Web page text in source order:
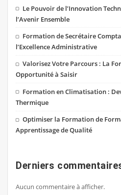
Le Pouvoir de l’Innovation
l’Avenir Ensemble
Formation de Secrétaire
l’Excellence Administrative
Valorisez Votre Parcours : La
Opportunité à Saisir
Formation en Climatisation :
Thermique
Optimiser la Formation de
Apprentissage de Qualité
Derniers
Aucun commentaire à afficher.